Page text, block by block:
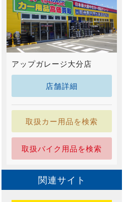
アップガレージ大分店
店舗詳細
取扱カー用品を検索
取扱バイク用品を検索
関連サイト